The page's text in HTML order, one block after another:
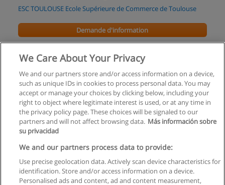
ESC TOULOUSE Ecole Supérieure de Commerce de Toulouse
Demande d'information
Mastère : Entrepreneuriat
ESC TOULOUSE Ecole Supérieure de Commerce de Toulouse
Demande d'information
Règles d'utilisation
Confidentialité des données
Contacter Educaedu
We Care About Your Privacy
We and our partners store and/or access information on a device,
such as unique IDs in cookies to process personal data. You may
accept or manage your choices by clicking below, including your
right to object where legitimate interest is used, or at any time in
the privacy policy page. These choices will be signaled to our
partners and will not affect browsing data. Más información sobre
su privacidad
We and our partners process data to provide:
Use precise geolocation data. Actively scan device characteristics for
identification. Store and/or access information on a device.
Personalised ads and content, ad and content measurement,